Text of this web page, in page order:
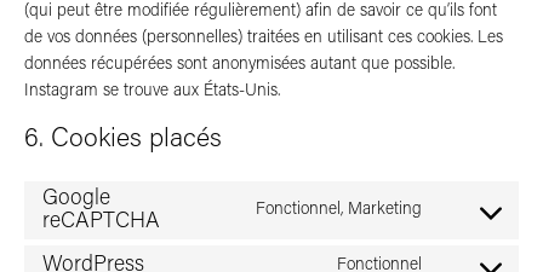
(qui peut être modifiée régulièrement) afin de savoir ce qu’ils font
de vos données (personnelles) traitées en utilisant ces cookies. Les
données récupérées sont anonymisées autant que possible.
Instagram se trouve aux États-Unis.
6. Cookies placés
Google
reCAPTCHA
Fonctionnel, Marketing
Consent
WordPress Fonctionnel